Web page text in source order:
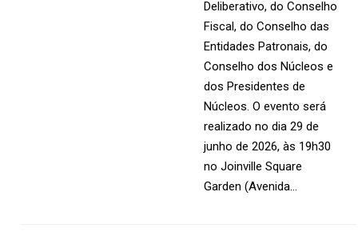
Deliberativo, do Conselho
Fiscal, do Conselho das
Entidades Patronais, do
Conselho dos Núcleos e
dos Presidentes de
Núcleos. O evento será
realizado no dia 29 de
junho de 2026, às 19h30
no Joinville Square
Garden (Avenida…